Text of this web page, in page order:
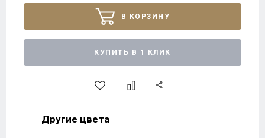
В КОРЗИНУ
КУПИТЬ В 1 КЛИК
Другие цвета